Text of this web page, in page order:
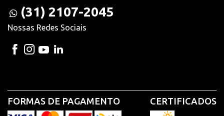
(31) 2107-2045
Nossas Redes Sociais
FORMAS DE PAGAMENTO CERTIFICADOS